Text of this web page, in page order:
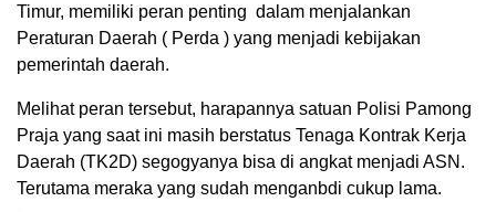
Timur, memiliki peran penting dalam menjalankan
Peraturan Daerah ( Perda ) yang menjadi kebijakan
pemerintah daerah.
Melihat peran tersebut, harapannya satuan Polisi Pamong
Praja yang saat ini masih berstatus Tenaga Kontrak Kerja
Daerah (TK2D) segogyanya bisa di angkat menjadi ASN.
Terutama meraka yang sudah menganbdi cukup lama.